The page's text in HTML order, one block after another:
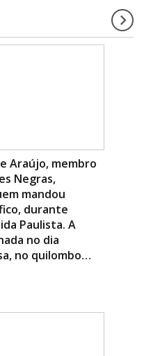
Araújo, membro
Negras,
mandou
durante
Paulista. A
no dia
no quilombo…